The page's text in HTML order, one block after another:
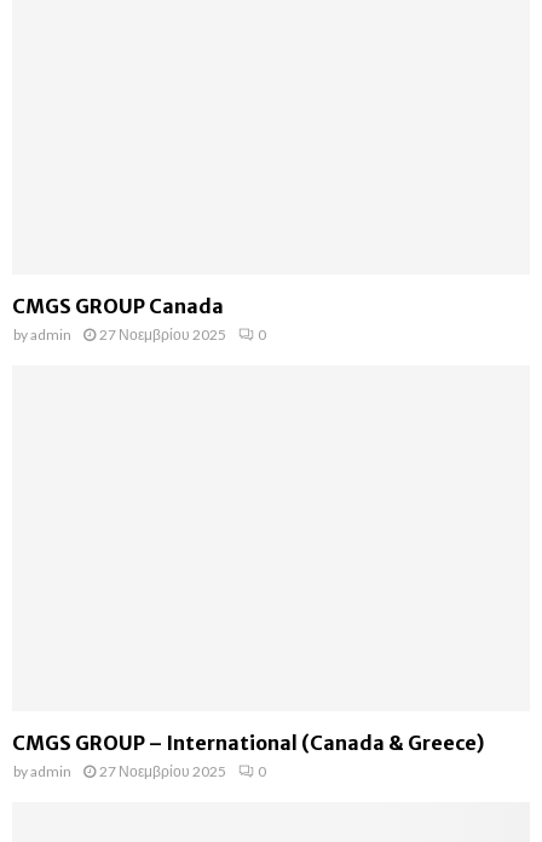
CMGS GROUP Canada
byadmin 27 Νοεμβρίου 2025 0
CMGS GROUP – International (Canada & Greece)
byadmin 27 Νοεμβρίου 2025 0